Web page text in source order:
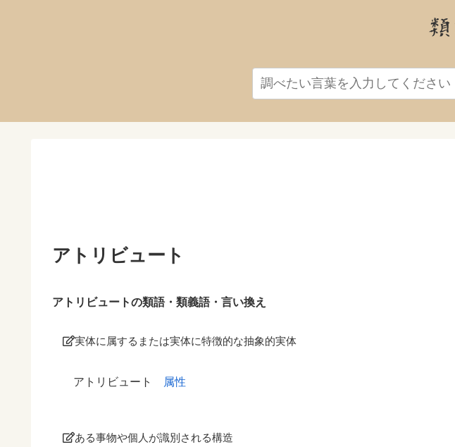
アトリビュート
アトリビュートの類語・類義語・言い換え
実体に属するまたは実体に特徴的な抽象的実体
アトリビュート 属性
ある事物や個人が識別される構造